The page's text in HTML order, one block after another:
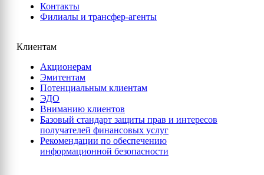
Контакты
Филиалы и трансфер-агенты
Клиентам
Акционерам
Эмитентам
Потенциальным клиентам
ЭДО
Вниманию клиентов
Базовый стандарт защиты прав и интересов
получателей финансовых услуг
Рекомендации по обеспечению
информационной безопасности